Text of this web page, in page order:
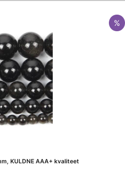
%
KULDNE AAA+ kvaliteet